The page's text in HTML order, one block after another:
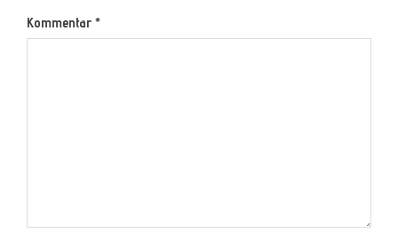
Kommentar *